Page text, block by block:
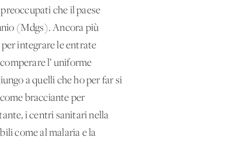
che il paese
(Mdgs). Ancora più
integrare le entrate
l’ uniforme
a quelli che ho per far si
bracciante per
i centri sanitari nella
come al malaria e la